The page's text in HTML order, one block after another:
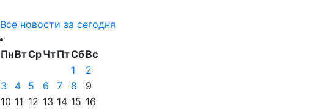
Все новости за сегодня
ПнВтСрЧтПтСбВс
1
2
3
4 5 6 7 8
9
10 11 12 13 14 15 16